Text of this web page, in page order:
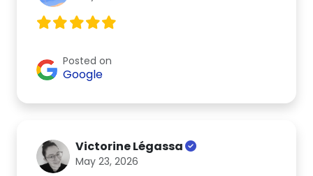
Posted on
Google
Victorine Légassa
May 23, 2026